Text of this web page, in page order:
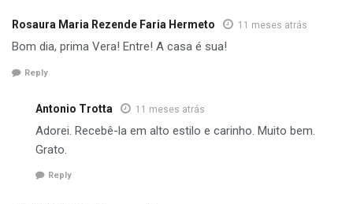
Rosaura Maria Rezende Faria Hermeto 11 meses atrás
Bom dia, prima Vera! Entre! A casa é sua!
Reply
Antonio Trotta 11 meses atrás
Adorei. Recebê-la em alto estilo e carinho. Muito bem.
Grato.
Reply